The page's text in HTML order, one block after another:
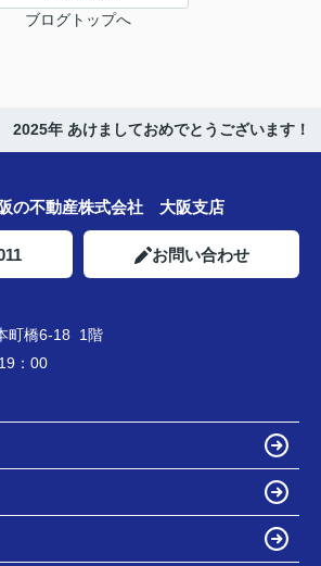
ブログトップへ
2025年 あけましておめでとうございます！
の不動産株式会社 大阪支店
お問い合わせ
町橋6-18 1階
：00